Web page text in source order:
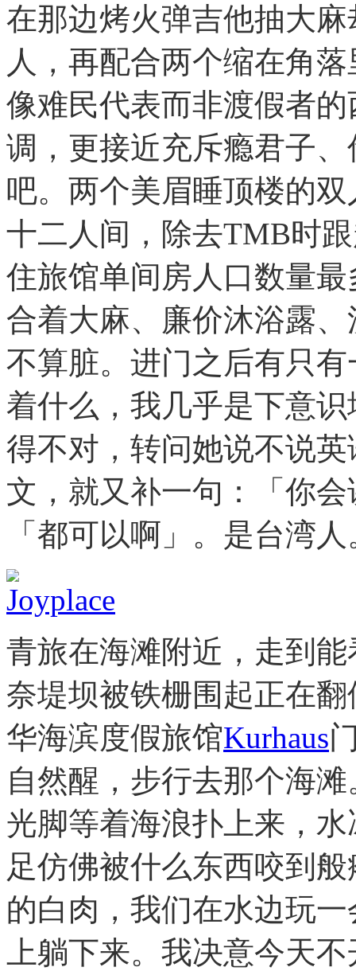
在那边烤火弹吉他抽大
人，再配合两个缩在角
像难民代表而非渡假者
调，更接近充斥瘾君子
吧。两个美眉睡顶楼的
十二人间，除去TMB时
住旅馆单间房人口数量
合着大麻、廉价沐浴露
不算脏。进门之后有只
着什么，我几乎是下意
得不对，转问她说不说
文，就又补一句：「你
「都可以啊」。是台湾人
青旅在海滩附近，走到
奈堤坝被铁栅围起正在
华海滨度假旅馆Kurhaus
自然醒，步行去那个海
光脚等着海浪扑上来，
足仿佛被什么东西咬到
的白肉，我们在水边玩
上躺下来。我决意今天